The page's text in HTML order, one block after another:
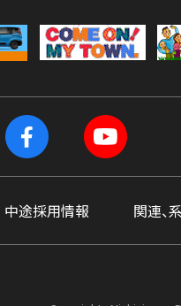
中途採用情報 関連、